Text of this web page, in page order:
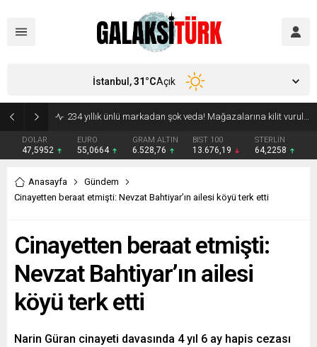
Vücudunuzu zehirliyor: Varsa çöpe atın! Yiyeni hasta ediyor
DOLAR
47,5952
EURO
55,0664
GRAM ALTIN
6.528,76
BIST 100
13.676,19
STERLİN
64,2258
İstanbul,31°CAçık
Anasayfa
Gündem
Cinayetten beraat etmişti: Nevzat Bahtiyar’ın ailesi köyü terk etti
Cinayetten beraat etmişti:
Nevzat Bahtiyar’ın ailesi
köyü terk etti
Narin Güran cinayeti davasında 4 yıl 6 ay hapis cezası